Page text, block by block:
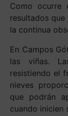
Como ocurre
resultados
la continua
En Campos
las viñas.
resistiendo el
nieves
que podrán
cuando inicien